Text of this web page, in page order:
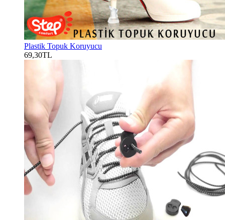
Plastik Topuk Koruyucu
69,30TL